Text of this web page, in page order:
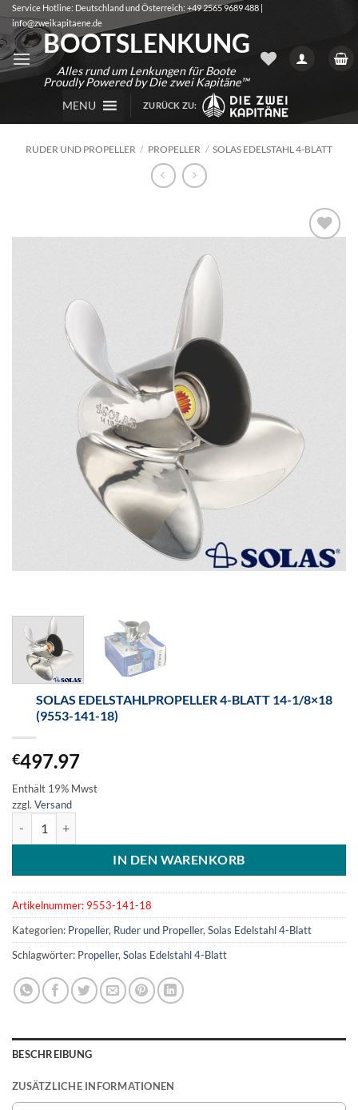
Zum
Inhalt
springen
Service Hotline: Deutschland und Österreich: +49 2565 9689 488 |
info@zweikapitaene.de
BOOTSLENKUNG
Alles rund um Lenkungen für Boote
Proudly Powered by Die zwei Kapitäne™
MENU
ZURÜCK ZU:
RUDER UND PROPELLER / PROPELLER / SOLAS EDELSTAHL 4-BLATT
SOLAS EDELSTAHLPROPELLER 4-BLATT 14-1/8×18
(9553-141-18)
€497.97
Enthält 19% Mwst
zzgl. Versand
IN DEN WARENKORB
Artikelnummer: 9553-141-18
Kategorien: Propeller, Ruder und Propeller, Solas Edelstahl 4-Blatt
Schlagwörter: Propeller, Solas Edelstahl 4-Blatt
BESCHREIBUNG
ZUSÄTZLICHE INFORMATIONEN